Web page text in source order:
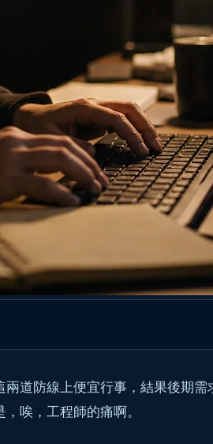
道防線上便宜行事，結果後期
唉，工程師的痛啊。